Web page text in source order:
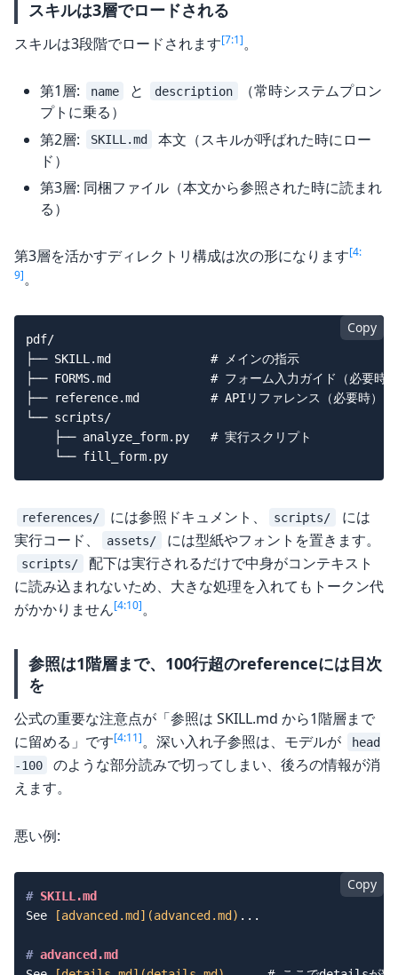
スキルは3層でロードされる
スキルは3段階でロードされます[7:1]。
第1層: name と description
（常時システムプロン
プトに乗る）
第2層:
SKILL.md
本文（スキルが呼ばれた時にロー
ド）
第3層: 同梱ファイル（本文から参照された時に読まれ
る）
第3層を活かすディレクトリ構成は次の形になります[4:
9]。
Copy
pdf/
├── SKILL.md              # メインの指示
├── FORMS.md              # フォーム入力ガイド（必要時）
├── reference.md          # APIリファレンス（必要時）
└── scripts/
    ├── analyze_form.py   # 実行スクリプト
    └── fill_form.py
references/ には参照ドキュメント、 scripts/
には
実行コード、
assets/ には型紙やフォントを置きます。
scripts/
配下は実行されるだけで中身がコンテキスト
に読み込まれないため、大きな処理を入れてもトークン代
がかかりません[4:10]。
参照は1階層まで、100行超のreferenceには目次
を
公式の重要な注意点が「参照は SKILL.md から1階層まで
に留める」です[4:11]。深い入れ子参照は、モデルが
head
-100
のような部分読みで切ってしまい、後ろの情報が消
えます。
悪い例:
Copy
# SKILL.md
See
[advanced.md ](advanced.md ) ...
# advanced.md